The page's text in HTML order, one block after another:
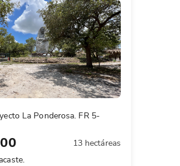
La Ponderosa. FR 5-
13 hectáreas